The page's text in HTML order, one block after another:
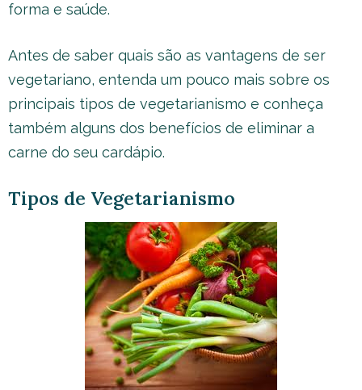
forma e saúde.
Antes de saber quais são as vantagens de ser
vegetariano, entenda um pouco mais sobre os
principais tipos de vegetarianismo e conheça
também alguns dos benefícios de eliminar a
carne do seu cardápio.
Tipos de Vegetarianismo